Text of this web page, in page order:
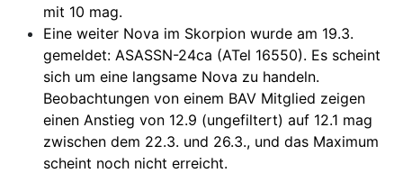
mit 10 mag.
Eine weiter Nova im Skorpion wurde am 19.3.
gemeldet: ASASSN-24ca (ATel 16550). Es scheint
sich um eine langsame Nova zu handeln.
Beobachtungen von einem BAV Mitglied zeigen
einen Anstieg von 12.9 (ungefiltert) auf 12.1 mag
zwischen dem 22.3. und 26.3., und das Maximum
scheint noch nicht erreicht.